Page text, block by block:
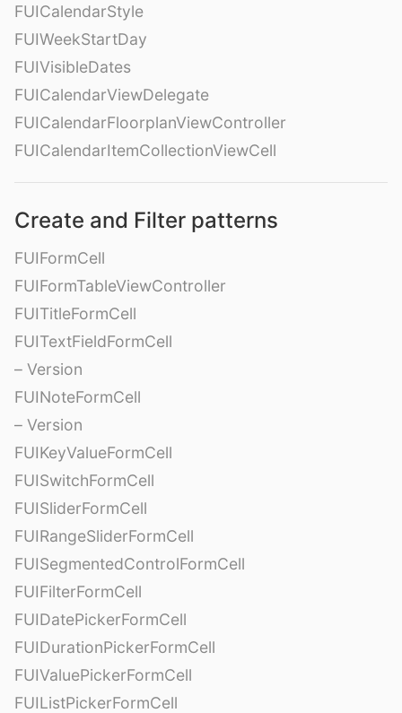
FUICalendarStyle
FUIWeekStartDay
FUIVisibleDates
FUICalendarViewDelegate
FUICalendarFloorplanViewController
FUICalendarItemCollectionViewCell
Create and Filter patterns
FUIFormCell
FUIFormTableViewController
FUITitleFormCell
FUITextFieldFormCell
– Version
FUINoteFormCell
– Version
FUIKeyValueFormCell
FUISwitchFormCell
FUISliderFormCell
FUIRangeSliderFormCell
FUISegmentedControlFormCell
FUIFilterFormCell
FUIDatePickerFormCell
FUIDurationPickerFormCell
FUIValuePickerFormCell
FUIListPickerFormCell